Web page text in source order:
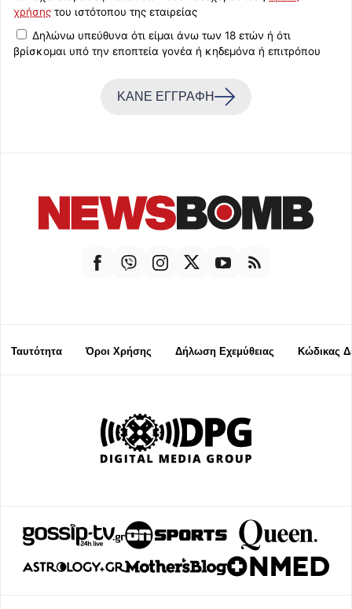
χρήσης του ιστότοπου της εταιρείας
Δηλώνω υπεύθυνα ότι είμαι άνω των 18 ετών ή ότι
βρίσκομαι υπό την εποπτεία γονέα ή κηδεμόνα ή επιτρόπου
ΚΑΝΕ ΕΓΓΡΑΦΗ
Ταυτότητα Όροι Χρήσης Δήλωση Εχεμύθειας Κώδικας